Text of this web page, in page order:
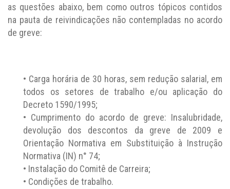
as questões abaixo, bem como outros tópicos contidos
na pauta de reivindicações não contempladas no acordo
de greve:
• Carga horária de 30 horas, sem redução salarial, em
todos os setores de trabalho e/ou aplicação do
Decreto 1590/1995;
• Cumprimento do acordo de greve: Insalubridade,
devolução dos descontos da greve de 2009 e
Orientação Normativa em Substituição à Instrução
Normativa (IN) n° 74;
• Instalação do Comitê de Carreira;
• Condições de trabalho.